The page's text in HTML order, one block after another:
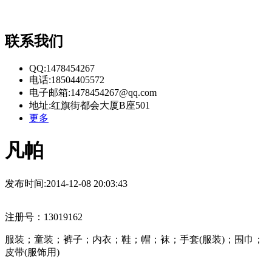
联系我们
QQ:1478454267
电话:18504405572
电子邮箱:1478454267@qq.com
地址:红旗街都会大厦B座501
更多
凡帕
发布时间:2014-12-08 20:03:43
注册号：13019162
服装；童装；裤子；内衣；鞋；帽；袜；手套(服装)；围巾；
皮带(服饰用)